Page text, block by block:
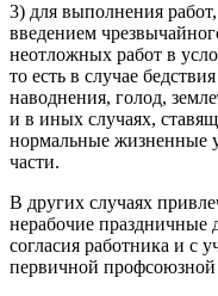
3) для выполнения
введением
неотложных работ в
то есть в случае
наводнения, голод,
и в иных случаях,
нормальные жизненные
части.
В других случаях
нерабочие праздничные
согласия работника и с
первичной профсоюзной